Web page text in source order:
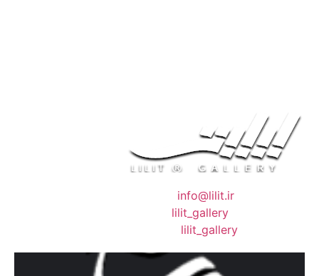
info@lilit.ir
lilit_gallery
lilit_gallery